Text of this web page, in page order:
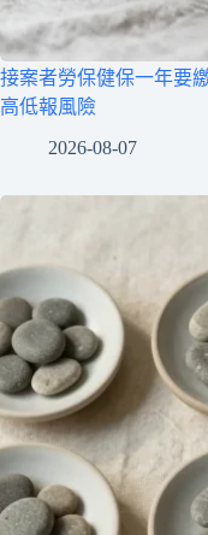
接案者勞保健保一年要
高低報風險
2026-08-07